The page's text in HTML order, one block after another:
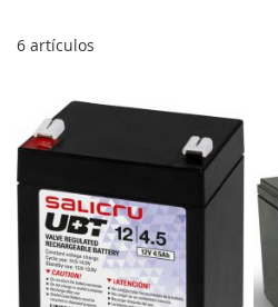
6 artículos